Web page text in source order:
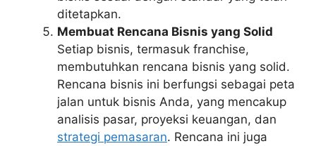
ditetapkan.
Membuat Rencana Bisnis yang Solid
Setiap bisnis, termasuk franchise,
membutuhkan rencana bisnis yang solid.
Rencana bisnis ini berfungsi sebagai peta
jalan untuk bisnis Anda, yang mencakup
analisis pasar, proyeksi keuangan, dan
strategi pemasaran. Rencana ini juga